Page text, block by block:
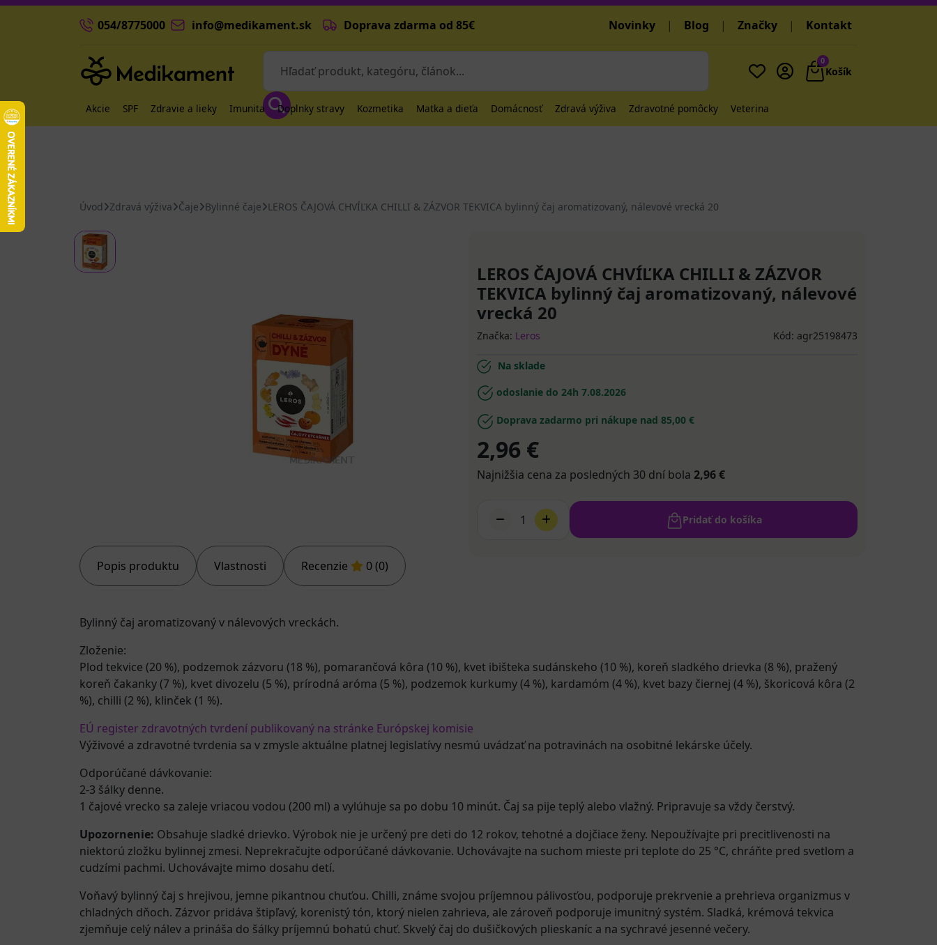
054/8775000 info@medikament.sk Doprava zdarma od 85€ Novinky | Blog | Značky | Kontakt
0
Košík
Akcie SPF Zdravie a lieky Imunita Doplnky stravy Kozmetika Matka a dieťa Domácnosť Zdravá výživa Zdravotné pomôcky Veterina
Úvod Zdravá výživa Čaje Bylinné čaje LEROS ČAJOVÁ CHVÍĽKA CHILLI & ZÁZVOR TEKVICA bylinný čaj aromatizovaný, nálevové vrecká 20
Popis produktu Vlastnosti Recenzie 0 (0)
LEROS ČAJOVÁ CHVÍĽKA CHILLI & ZÁZVOR
TEKVICA bylinný čaj aromatizovaný, nálevové
vrecká 20
Značka: Leros Kód: agr25198473
Na sklade
odoslanie do 24h 7.08.2026
Doprava zadarmo pri nákupe nad 85,00 €
2,96 €
Najnižšia cena za posledných 30 dní bola 2,96 €
1 Pridať do košíka
Bylinný čaj aromatizovaný v nálevových vreckách.
Zloženie:
Plod tekvice (20 %), podzemok zázvoru (18 %), pomarančová kôra (10 %), kvet ibišteka sudánskeho (10 %), koreň sladkého drievka (8 %), pražený
koreň čakanky (7 %), kvet divozelu (5 %), prírodná aróma (5 %), podzemok kurkumy (4 %), kardamóm (4 %), kvet bazy čiernej (4 %), škoricová kôra (2
%), chilli (2 %), klinček (1 %).
EÚ register zdravotných tvrdení publikovaný na stránke Európskej komisie
Výživové a zdravotné tvrdenia sa v zmysle aktuálne platnej legislatívy nesmú uvádzať na potravinách na osobitné lekárske účely.
Odporúčané dávkovanie:
2-3 šálky denne.
1 čajové vrecko sa zaleje vriacou vodou (200 ml) a vylúhuje sa po dobu 10 minút. Čaj sa pije teplý alebo vlažný. Pripravuje sa vždy čerstvý.
Upozornenie: Obsahuje sladké drievko. Výrobok nie je určený pre deti do 12 rokov, tehotné a dojčiace ženy. Nepoužívajte pri precitlivenosti na
niektorú zložku bylinnej zmesi. Neprekračujte odporúčané dávkovanie. Uchovávajte na suchom mieste pri teplote do 25 °C, chráňte pred svetlom a
cudzími pachmi. Uchovávajte mimo dosahu detí.
Voňavý bylinný čaj s hrejivou, jemne pikantnou chuťou. Chilli, známe svojou príjemnou pálivosťou, podporuje prekrvenie a prehrieva organizmus v
chladných dňoch. Zázvor pridáva štipľavý, korenistý tón, ktorý nielen zahrieva, ale zároveň podporuje imunitný systém. Sladká, krémová tekvica
zjemňuje celý nálev a prináša do šálky príjemnú bohatú chuť. Skvelý čaj do dušičkových plieskaníc a na sychravé jesenné večery.